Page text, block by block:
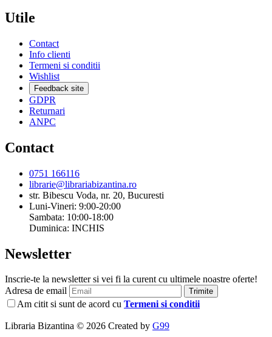
Utile
Contact
Info clienti
Termeni si conditii
Wishlist
Feedback site
GDPR
Returnari
ANPC
Contact
0751 166116
librarie@librariabizantina.ro
str. Bibescu Voda, nr. 20, Bucuresti
Luni-Vineri: 9:00-20:00
Sambata: 10:00-18:00
Duminica: INCHIS
Newsletter
Inscrie-te la newsletter si vei fi la curent cu ultimele noastre oferte!
Adresa de email
Trimite
Am citit si sunt de acord cu Termeni si conditii
Libraria Bizantina © 2026 Created by G99